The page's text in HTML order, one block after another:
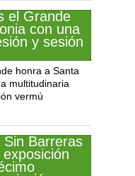
honra a Santa
multitudinaria
vermú